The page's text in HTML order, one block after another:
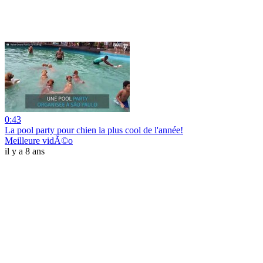
0:43
La pool party pour chien la plus cool de l'année!
Meilleure vidÃ©o
il y a 8 ans